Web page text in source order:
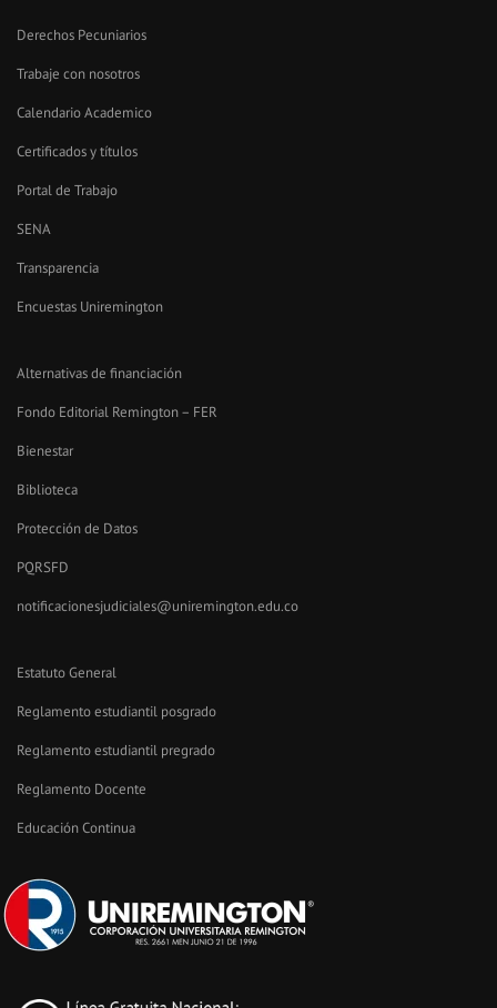
Derechos Pecuniarios
Trabaje con nosotros
Calendario Academico
Certificados y títulos
Portal de Trabajo
SENA
Transparencia
Encuestas Uniremington
Alternativas de financiación
Fondo Editorial Remington – FER
Bienestar
Biblioteca
Protección de Datos
PQRSFD
notificacionesjudiciales@uniremington.edu.co
Estatuto General
Reglamento estudiantil posgrado
Reglamento estudiantil pregrado
Reglamento Docente
Educación Continua